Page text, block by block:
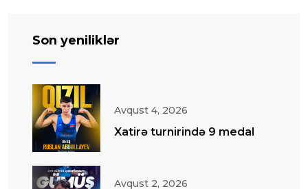
Son yeniliklər
Avqust 4, 2026
Xatirə turnirində 9 medal
Avqust 2, 2026